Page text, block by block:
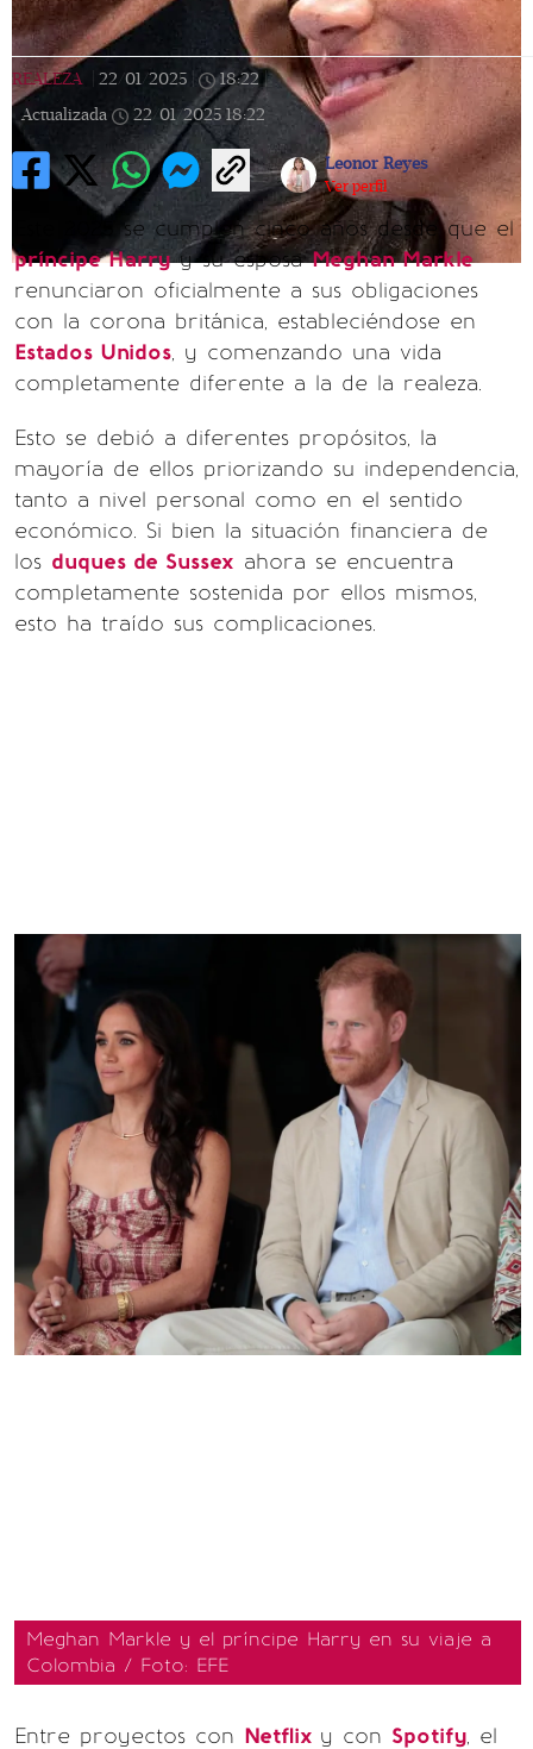
REALEZA 22/01/2025 18:22 |
Actualizada
22/01/2025 18:22
Leonor Reyes
Ver perfil
Este 2025 se cumplen cinco años desde que el
príncipe Harryy su esposaMeghan Markle
renunciaron oficialmente a sus obligaciones
con la corona británica, estableciéndose en
Estados Unidos, y comenzando una vida
completamente diferente a la de la realeza.
Esto se debió a diferentes propósitos, la
mayoría de ellos priorizando su independencia,
tanto a nivel personal como en el sentido
económico. Si bien la situación financiera de
los duques de Sussex ahora se encuentra
completamente sostenida por ellos mismos,
esto ha traído sus complicaciones.
Meghan Markle y el príncipe Harry en su viaje a
Colombia / Foto: EFE
Entre proyectos con Netflix y con Spotify, el